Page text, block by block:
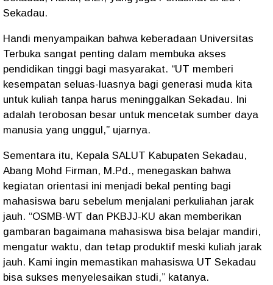
Sekadau.
Handi menyampaikan bahwa keberadaan Universitas
Terbuka sangat penting dalam membuka akses
pendidikan tinggi bagi masyarakat. “UT memberi
kesempatan seluas-luasnya bagi generasi muda kita
untuk kuliah tanpa harus meninggalkan Sekadau. Ini
adalah terobosan besar untuk mencetak sumber daya
manusia yang unggul,” ujarnya.
Sementara itu, Kepala SALUT Kabupaten Sekadau,
Abang Mohd Firman, M.Pd., menegaskan bahwa
kegiatan orientasi ini menjadi bekal penting bagi
mahasiswa baru sebelum menjalani perkuliahan jarak
jauh. “OSMB-WT dan PKBJJ-KU akan memberikan
gambaran bagaimana mahasiswa bisa belajar mandiri,
mengatur waktu, dan tetap produktif meski kuliah jarak
jauh. Kami ingin memastikan mahasiswa UT Sekadau
bisa sukses menyelesaikan studi,” katanya.